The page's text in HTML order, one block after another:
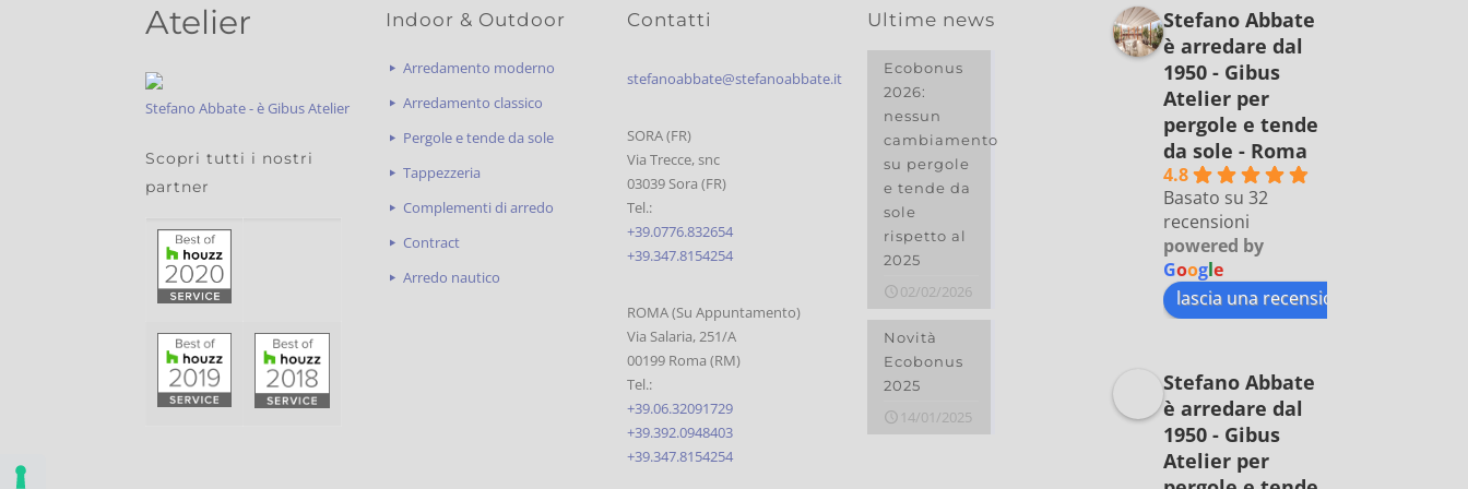
Atelier
Stefano Abbate - è Gibus Atelier
Scopri tutti i nostri
partner
Indoor & Outdoor
Arredamento moderno
Arredamento classico
Pergole e tende da sole
Tappezzeria
Complementi di arredo
Contract
Arredo nautico
Contatti
stefanoabbate@stefanoabbate.it
SORA (FR)
Via Trecce, snc
03039 Sora (FR)
Tel.:
+39.0776.832654
+39.347.8154254
ROMA (Su Appuntamento)
Via Salaria, 251/A
00199 Roma (RM)
Tel.:
+39.06.32091729
+39.392.0948403
+39.347.8154254
Ultime news
Ecobonus
2026:
nessun
cambiamento
su pergole
e tende da
sole
rispetto al
2025
02/02/2026
Novità
Ecobonus
2025
14/01/2025
Stefano Abbate
è arredare dal
1950 - Gibus
Atelier per
pergole e tende
da sole - Roma
4.8
Basato su 32
recensioni
powered by
Google
lascia una recensione su
Stefano Abbate
è arredare dal
1950 - Gibus
Atelier per